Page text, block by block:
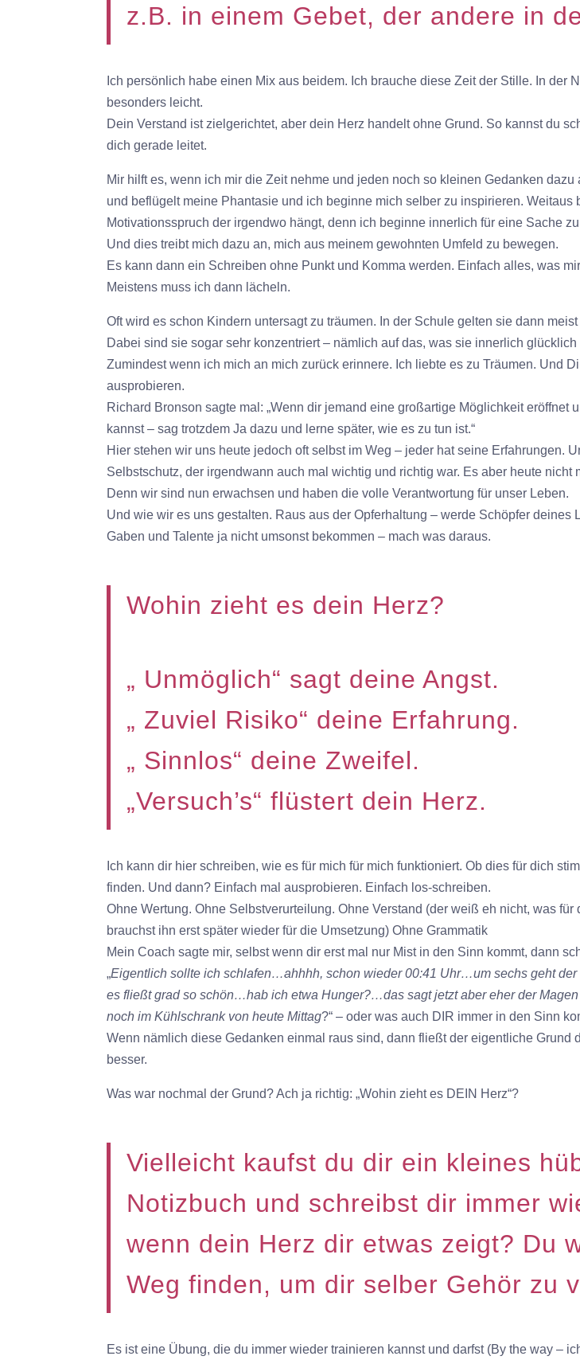
z.B. in einem Gebet, der andere in
Ich persönlich habe einen Mix aus beidem. Ich brauche diese Zeit der Stille. In der
besonders leicht.
Dein Verstand ist zielgerichtet, aber dein Herz handelt ohne Grund. So kannst du
dich gerade leitet.
Mir hilft es, wenn ich mir die Zeit nehme und jeden noch so kleinen Gedanken
und beflügelt meine Phantasie und ich beginne mich selber zu inspirieren. Weitaus
Motivationsspruch der irgendwo hängt, denn ich beginne innerlich für eine Sache
Und dies treibt mich dazu an, mich aus meinem gewohnten Umfeld zu bewegen.
Es kann dann ein Schreiben ohne Punkt und Komma werden. Einfach alles, was
Meistens muss ich dann lächeln.
Oft wird es schon Kindern untersagt zu träumen. In der Schule gelten sie dann
Dabei sind sie sogar sehr konzentriert – nämlich auf das, was sie innerlich glücklich
Zumindest wenn ich mich an mich zurück erinnere. Ich liebte es zu Träumen. Und
ausprobieren.
Richard Bronson sagte mal: „Wenn dir jemand eine großartige Möglichkeit eröffnet
kannst – sag trotzdem Ja dazu und lerne später, wie es zu tun ist.“
Hier stehen wir uns heute jedoch oft selbst im Weg – jeder hat seine Erfahrungen.
Selbstschutz, der irgendwann auch mal wichtig und richtig war. Es aber heute nicht
Denn wir sind nun erwachsen und haben die volle Verantwortung für unser Leben.
Und wie wir es uns gestalten. Raus aus der Opferhaltung – werde Schöpfer deines
Gaben und Talente ja nicht umsonst bekommen – mach was daraus.
Wohin zieht es dein Herz?
„ Unmöglich“ sagt deine Angst.
„ Zuviel Risiko“ deine Erfahrung.
„ Sinnlos“ deine Zweifel.
„Versuch’s“ flüstert dein Herz.
Ich kann dir hier schreiben, wie es für mich für mich funktioniert. Ob dies für dich
finden. Und dann? Einfach mal ausprobieren. Einfach los-schreiben.
Ohne Wertung. Ohne Selbstverurteilung. Ohne Verstand (der weiß eh nicht, was für
brauchst ihn erst später wieder für die Umsetzung) Ohne Grammatik
Mein Coach sagte mir, selbst wenn dir erst mal nur Mist in den Sinn kommt, dann
„Eigentlich sollte ich schlafen…ahhhh, schon wieder 00:41 Uhr…um sechs geht
es fließt grad so schön…hab ich etwa Hunger?…das sagt jetzt aber eher der
noch im Kühlschrank von heute Mittag?“ – oder was auch DIR immer in den Sinn
Wenn nämlich diese Gedanken einmal raus sind, dann fließt der eigentliche Grund
besser.
Was war nochmal der Grund? Ach ja richtig: „Wohin zieht es DEIN Herz“?
Vielleicht kaufst du dir ein kleines
Notizbuch und schreibst dir immer
wenn dein Herz dir etwas zeigt? Du
Weg finden, um dir selber Gehör zu
Es ist eine Übung, die du immer wieder trainieren kannst und darfst (By the way –